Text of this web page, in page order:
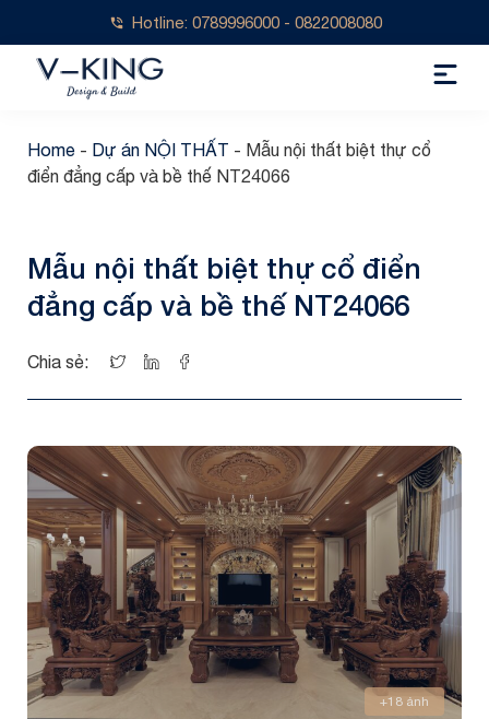
Hotline: 0789996000 - 0822008080
Home - Dự án NỘI THẤT - Mẫu nội thất biệt thự cổ
điển đẳng cấp và bề thế NT24066
Mẫu nội thất biệt thự cổ điển
đẳng cấp và bề thế NT24066
Chia sẻ:
+18 ảnh